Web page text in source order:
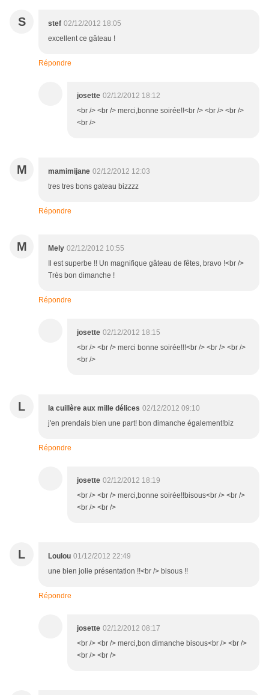
S stef 02/12/2012 18:05
excellent ce gâteau !
Répondre
josette 02/12/2012 18:12
<br /> <br /> merci,bonne soirée!!<br /> <br /> <br />
<br />
M mamimijane 02/12/2012 12:03
tres tres bons gateau bizzzz
Répondre
M Mely 02/12/2012 10:55
Il est superbe !! Un magnifique gâteau de fêtes, bravo !<br />
Très bon dimanche !
Répondre
josette 02/12/2012 18:15
<br /> <br /> merci bonne soirée!!!<br /> <br /> <br />
<br />
L la cuillère aux mille délices 02/12/2012 09:10
j'en prendais bien une part! bon dimanche également!biz
Répondre
josette 02/12/2012 18:19
<br /> <br /> merci,bonne soirée!!bisous<br /> <br />
<br /> <br />
L Loulou 01/12/2012 22:49
une bien jolie présentation !!<br /> bisous !!
Répondre
josette 02/12/2012 08:17
<br /> <br /> merci,bon dimanche bisous<br /> <br />
<br /> <br />